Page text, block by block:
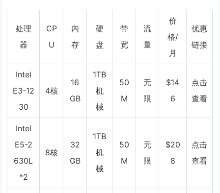
处理
器
CP
U
内
存
硬
盘
带
宽
流
量
价
格/
月
优惠
链接
Intel
E3-12
30
4核
16
GB
1TB
机
械
50
M
无
限
$14
6
点击
查看
Intel
E5-2
630L
*2
8核
32
GB
1TB
机
械
50
M
无
限
$20
8
点击
查看